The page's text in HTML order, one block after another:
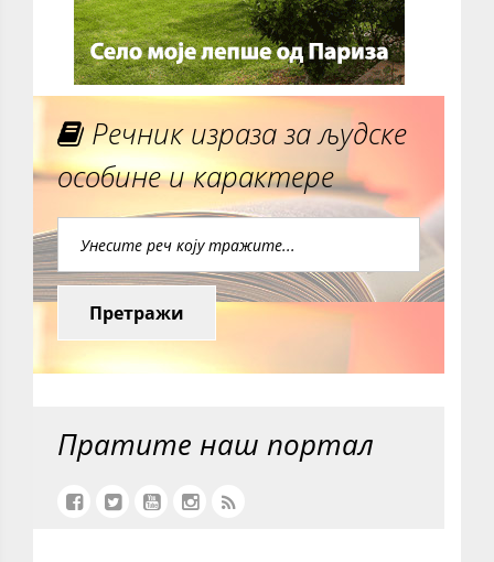
Речник израза за људске
особине и карактере
Претражи
Пратите наш портал